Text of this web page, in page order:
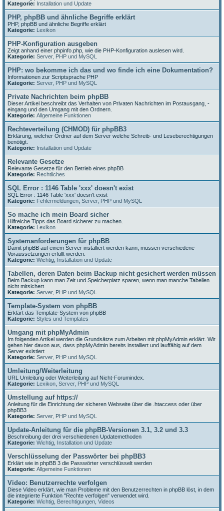
Kategorie: Installation und Update
PHP, phpBB und ähnliche Begriffe erklärt
PHP, phpBB und ähnliche Begriffe erklärt
Kategorie: Lexikon
PHP-Konfiguration ausgeben
Zeigt anhand einer phpinfo.php, wie die PHP-Konfiguration auslesen wird.
Kategorie: Server, PHP und MySQL
PHP: wo bekomme ich das und wo finde ich eine Dokumentation?
Informationen zur Scriptsprache PHP
Kategorie: Server, PHP und MySQL
Private Nachrichten beim phpBB
Dieser Artikel beschreibt das Verhalten von Privaten Nachrichten im Postausgang, -
eingang und den Umgang mit den Ordnern.
Kategorie: Allgemeine Funktionen
Rechteverteilung (CHMOD) für phpBB3
Erklärung, welcher Ordner auf dem Server welche Schreib- und Leseberechtigungen
benötigt.
Kategorie: Installation und Update
Relevante Gesetze
Relevante Gesetze für den Betrieb eines phpBB
Kategorie: Rechtliches
SQL Error : 1146 Table 'xxx' doesn't exist
SQL Error : 1146 Table 'xxx' doesn't exist
Kategorie: Fehlermeldungen Server, PHP und MySQL
So mache ich mein Board sicher
Hilfreiche Tipps das Board sicherer zu machen.
Kategorie: Lexikon
Systemanforderungen für phpBB
Damit phpBB auf einem Server installiert werden kann, müssen verschiedene
Voraussetzungen erfüllt werden:
Kategorie: Wichtig Installation und Update
Tabellen, deren Daten beim Backup nicht gesichert werden müssen
Beim Backup kann man Zeit und Speicherplatz sparen, wenn man manche Tabellen
nicht mitsichert.
Kategorie: Server, PHP und MySQL
Template-System von phpBB
Erklärt das Template-System von phpBB
Kategorie: Styles und Templates
Umgang mit phpMyAdmin
Im folgenden Artikel werden die Grundsätze zum Arbeiten mit phpMyAdmin erklärt. Wir
gehen hier davon aus, dass phpMyAdmin bereits installiert und lauffähig auf dem
Server existiert
Kategorie: Server, PHP und MySQL
Umleitung/Weiterleitung
URL Umleitung oder Weiterleitung auf Nicht-Forumindex.
Kategorie: Lexikon Server, PHP und MySQL
Umstellung auf https://
Anleitung für die Einrichtung der sicheren Webseite über die .htaccess oder über
phpBB3
Kategorie: Server, PHP und MySQL
Update-Anleitung für die phpBB-Versionen 3.1, 3.2 und 3.3
Beschreibung der drei verschiedenen Updatemethoden
Kategorie: Wichtig Installation und Update
Verschlüsselung der Passwörter bei phpBB3
Erklärt wie in phpBB 3 die Passwörter verschlüsselt werden
Kategorie: Allgemeine Funktionen
Video: Benutzerrechte verfolgen
Diese Video erklärt, wie man Probleme mit den Benutzerrechten in phpBB löst, in dem
die integrierte Funktion "Rechte verfolgen" verwendet wird.
Kategorie: Wichtig Berechtigungen Videos